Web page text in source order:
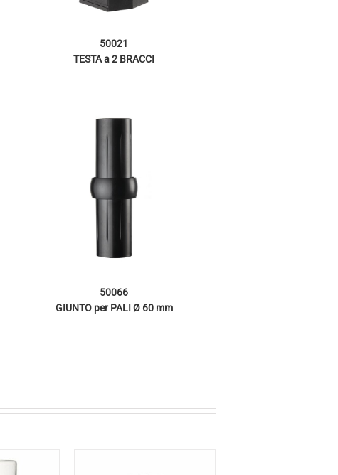
50021
TESTA a 2 BRACCI
50066
GIUNTO per PALI Ø 60 mm